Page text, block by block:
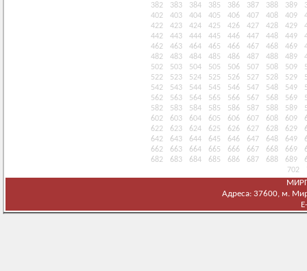
382
383 384 385 386 387 388 389
402
403 404 405 406 407 408 409
422
423 424 425 426 427 428 429
442
443 444 445 446 447 448 449
462
463 464 465 466 467 468 469
482
483 484 485 486 487 488 489
502
503 504 505 506 507 508 509
522
523 524 525 526 527 528 529
542
543 544 545 546 547 548 549
562
563 564 565 566 567 568 569
582
583 584 585 586 587 588 589
602
603 604 605 606 607 608 609
622
623 624 625 626 627 628 629
642
643 644 645 646 647 648 649
662
663 664 665 666 667 668 669
682
683 684 685 686 687 688 689
702
Адреса: 37600, м.